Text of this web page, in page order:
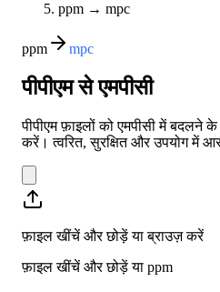
ppm → mpc
ppm mpc
पीपीएम से एमपीसी
पीपीएम फ़ाइलों को एमपीसी में बदलने
करें। त्वरित, सुरक्षित और उपयोग में
फ़ाइल खींचें और छोड़ें या ब्राउज़ करें
फ़ाइल खींचें और छोड़ें या ppm